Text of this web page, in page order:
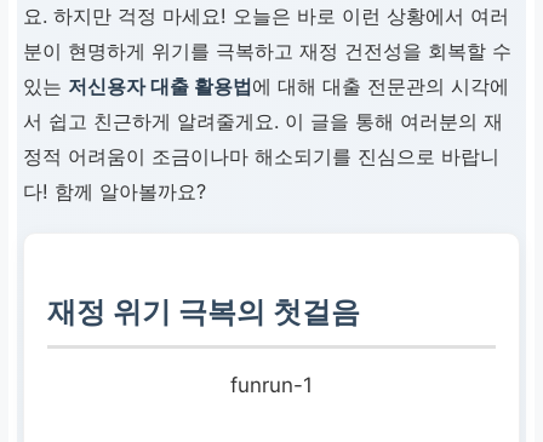
요. 하지만 걱정 마세요! 오늘은 바로 이런 상황에서 여러
분이 현명하게 위기를 극복하고 재정 건전성을 회복할 수
있는 저신용자 대출 활용법에 대해 대출 전문관의 시각에
서 쉽고 친근하게 알려줄게요. 이 글을 통해 여러분의 재
정적 어려움이 조금이나마 해소되기를 진심으로 바랍니
다! 함께 알아볼까요?
재정 위기 극복의 첫걸음
funrun-1